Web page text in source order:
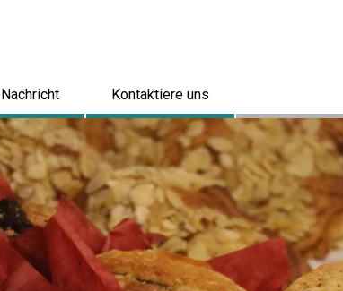
Nachricht Kontaktiere uns